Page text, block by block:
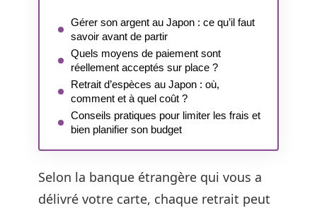
Gérer son argent au Japon : ce qu’il faut
savoir avant de partir
Quels moyens de paiement sont
réellement acceptés sur place ?
Retrait d’espèces au Japon : où,
comment et à quel coût ?
Conseils pratiques pour limiter les frais et
bien planifier son budget
Selon la banque étrangère qui vous a
délivré votre carte, chaque retrait peut